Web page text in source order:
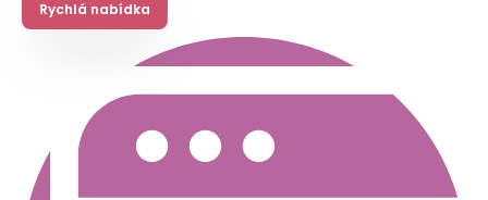
Rychlá nabídka